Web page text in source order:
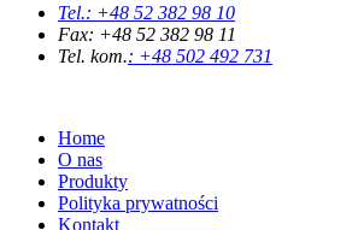
Tel.: +48 52 382 98 10
Fax: +48 52 382 98 11
Tel. kom.: +48 502 492 731
Home
O nas
Produkty
Polityka prywatności
Kontakt